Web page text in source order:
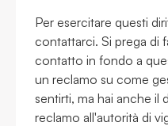
Per esercitare questi
contattarci. Si prega di
contatto in fondo a
un reclamo su come
sentirti, ma hai anche il
reclamo all'autorità di